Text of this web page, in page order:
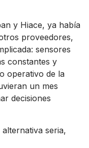
y Hiace, ya había
proveedores,
sensores
constantes y
operativo de la
un mes
decisiones
seria,